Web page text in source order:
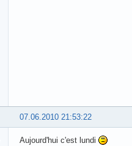
07.06.2010 21:53:22
Aujourd'hui c'est lundi